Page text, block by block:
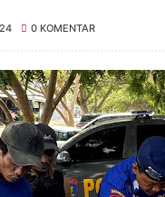
0 KOMENTAR